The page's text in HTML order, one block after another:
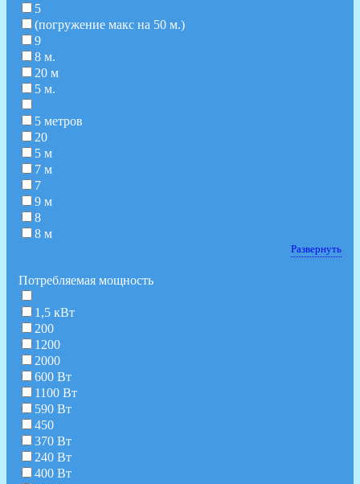
5
(погружение макс на 50 м.)
9
8 м.
20 м
5 м.
5 метров
20
5 м
7 м
7
9 м
8
8 м
Развернуть
Потребляемая мощность
1,5 кВт
200
1200
2000
600 Вт
1100 Вт
590 Вт
450
370 Вт
240 Вт
400 Вт